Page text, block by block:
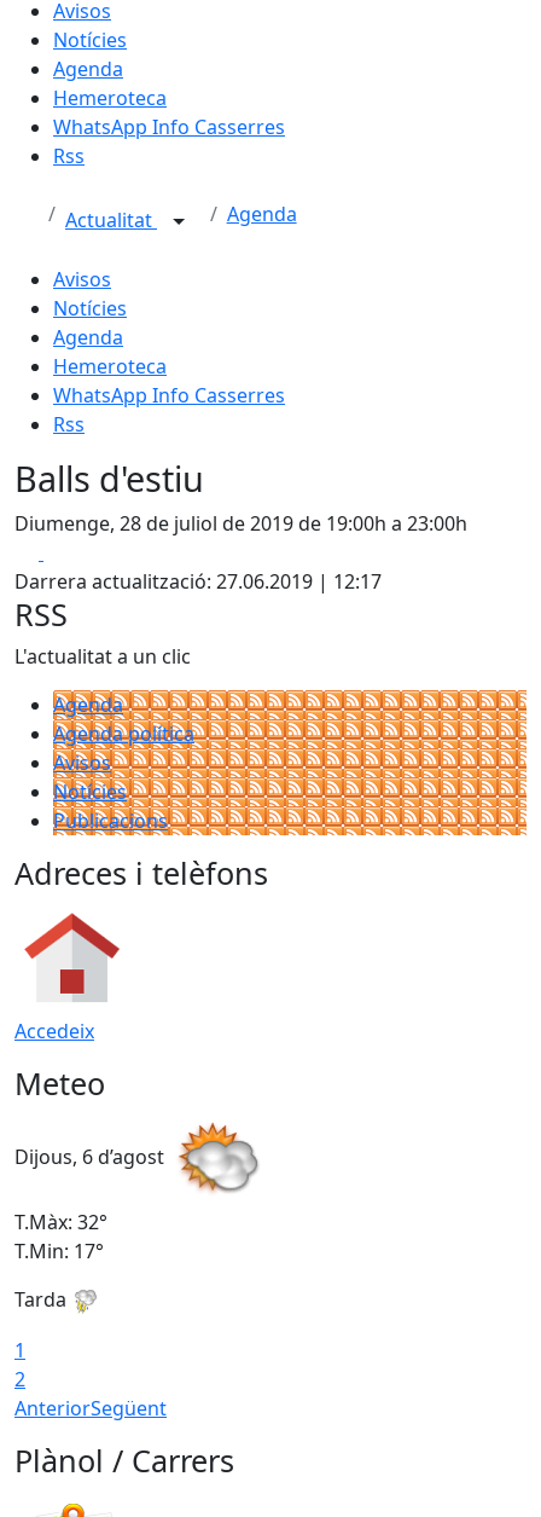
Avisos
Notícies
Agenda
Hemeroteca
WhatsApp Info Casserres
Rss
Actualitat Agenda
Avisos
Notícies
Agenda
Hemeroteca
WhatsApp Info Casserres
Rss
Balls d'estiu
Diumenge, 28 de juliol de 2019 de 19:00h a 23:00h
Darrera actualització: 27.06.2019 | 12:17
RSS
L'actualitat a un clic
Agenda
Agenda política
Avisos
Notícies
Publicacions
Adreces i telèfons
Accedeix
Meteo
Dijous, 6 d’agost
T.Màx: 32°
T.Min: 17°
Tarda
1
2
AnteriorSegüent
Plànol / Carrers